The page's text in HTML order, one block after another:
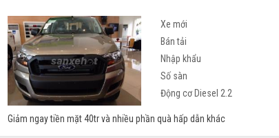
Xe mới
Bán tải
Nhập khẩu
Số sàn
Động cơ Diesel 2.2
Giảm ngay tiền mặt 40tr và nhiều phần quà hấp dẫn khác